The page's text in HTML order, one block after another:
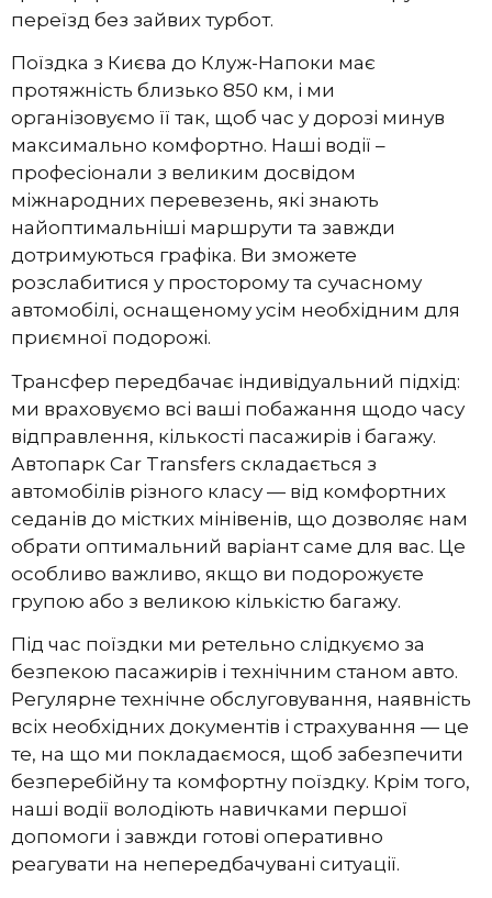
переїзд без зайвих турбот.
Поїздка з Києва до Клуж-Напоки має
протяжність близько 850 км, і ми
організовуємо її так, щоб час у дорозі минув
максимально комфортно. Наші водії –
професіонали з великим досвідом
міжнародних перевезень, які знають
найоптимальніші маршрути та завжди
дотримуються графіка. Ви зможете
розслабитися у просторому та сучасному
автомобілі, оснащеному усім необхідним для
приємної подорожі.
Трансфер передбачає індивідуальний підхід:
ми враховуємо всі ваші побажання щодо часу
відправлення, кількості пасажирів і багажу.
Автопарк Car Transfers складається з
автомобілів різного класу — від комфортних
седанів до містких мінівенів, що дозволяє нам
обрати оптимальний варіант саме для вас. Це
особливо важливо, якщо ви подорожуєте
групою або з великою кількістю багажу.
Під час поїздки ми ретельно слідкуємо за
безпекою пасажирів і технічним станом авто.
Регулярне технічне обслуговування, наявність
всіх необхідних документів і страхування — це
те, на що ми покладаємося, щоб забезпечити
безперебійну та комфортну поїздку. Крім того,
наші водії володіють навичками першої
допомоги і завжди готові оперативно
реагувати на непередбачувані ситуації.